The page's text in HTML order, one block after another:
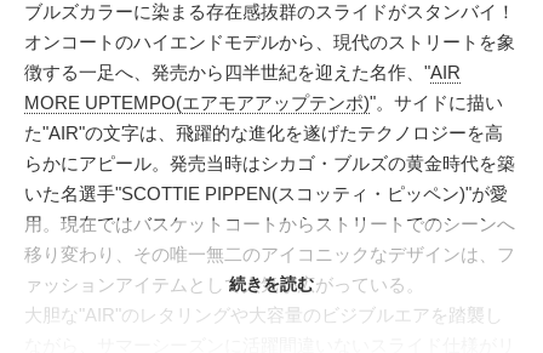
ブルズカラーに染まる存在感抜群のスライドがスタンバイ！
オンコートのハイエンドモデルから、現代のストリートを象
徴する一足へ、発売から四半世紀を迎えた名作、"AIR
MORE UPTEMPO(エアモアアップテンポ)"。サイドに描い
た"AIR"の文字は、飛躍的な進化を遂げたテクノロジーを高
らかにアピール。発売当時はシカゴ・ブルズの黄金時代を築
いた名選手"SCOTTIE PIPPEN(スコッティ・ピッペン)"が愛
用。現在ではバスケットコートからストリートでのシーンへ
移り変わり、その唯一無二のアイコニックなデザインは、フ
ァッションアイテムとして人気が広がっている。
大胆な"AIR"のレタリングや大容量のビジブルエアを踏襲し
続きを読む